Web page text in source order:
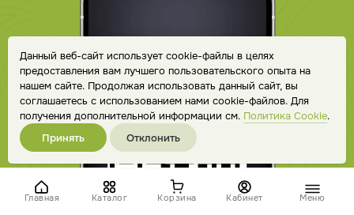
Данный веб-сайт использует cookie-файлы в целях
предоставления вам лучшего пользовательского опыта на
нашем сайте. Продолжая использовать данный сайт, вы
соглашаетесь с использованием нами cookie-файлов. Для
получения дополнительной информации см. Политика Cookie.
Принять
Отклонить
Главная Каталог Корзина Кабинет Меню